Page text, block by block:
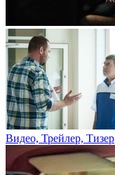
Видео, Трейлер, Тизер